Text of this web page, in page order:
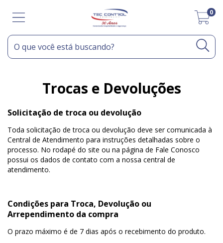
0
Trocas e Devoluções
Solicitação de troca ou devolução
Toda solicitação de troca ou devolução deve ser comunicada à
Central de Atendimento para instruções detalhadas sobre o
processo. No rodapé do site ou na página de Fale Conosco
possui os dados de contato com a nossa central de
atendimento.
Condições para Troca, Devolução ou
Arrependimento da compra
O prazo máximo é de 7 dias após o recebimento do produto.